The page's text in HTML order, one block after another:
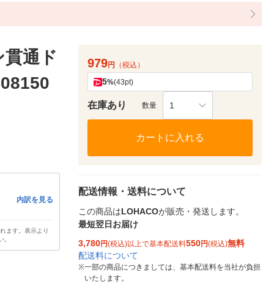
通ド
内訳を見る
ます。表示より
。
979円 （税込）
5%(43pt)
在庫あり 数量 1
カートに入れる
配送情報・送料について
この商品はLOHACOが販売・発送します。
最短翌日お届け
3,780円(税込)以上で基本配送料550円(税込)無料
配送料について
※一部の商品につきましては、基本配送料を当社が負担
いたします。